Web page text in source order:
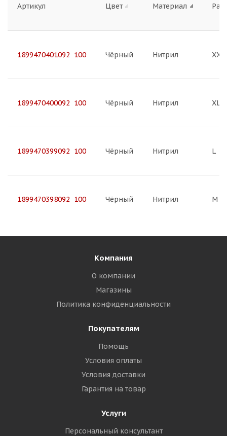
Артикул Цвет Материал
1899470401092 100 Чёрный Нитрил XXL
1899470400092 100 Чёрный Нитрил XL
1899470399092 100 Чёрный Нитрил L
1899470398092 100 Чёрный Нитрил M
Компания
О компании
Магазины
Политика конфиденциальности
Покупателям
Помощь
Условия оплаты
Условия доставки
Гарантия на товар
Услуги
Персональный консультант